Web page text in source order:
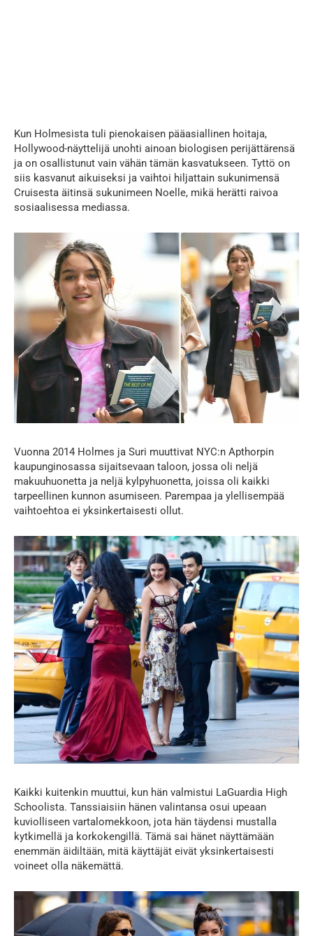
Kun Holmesista tuli pienokaisen pääasiallinen hoitaja,
Hollywood-näyttelijä unohti ainoan biologisen perijättärensä
ja on osallistunut vain vähän tämän kasvatukseen. Tyttö on
siis kasvanut aikuiseksi ja vaihtoi hiljattain sukunimensä
Cruisesta äitinsä sukunimeen Noelle, mikä herätti raivoa
sosiaalisessa mediassa.
Vuonna 2014 Holmes ja Suri muuttivat NYC:n Apthorpin
kaupunginosassa sijaitsevaan taloon, jossa oli neljä
makuuhuonetta ja neljä kylpyhuonetta, joissa oli kaikki
tarpeellinen kunnon asumiseen. Parempaa ja ylellisempää
vaihtoehtoa ei yksinkertaisesti ollut.
Kaikki kuitenkin muuttui, kun hän valmistui LaGuardia High
Schoolista. Tanssiaisiin hänen valintansa osui upeaan
kuviolliseen vartalomekkoon, jota hän täydensi mustalla
kytkimellä ja korkokengillä. Tämä sai hänet näyttämään
enemmän äidiltään, mitä käyttäjät eivät yksinkertaisesti
voineet olla näkemättä.